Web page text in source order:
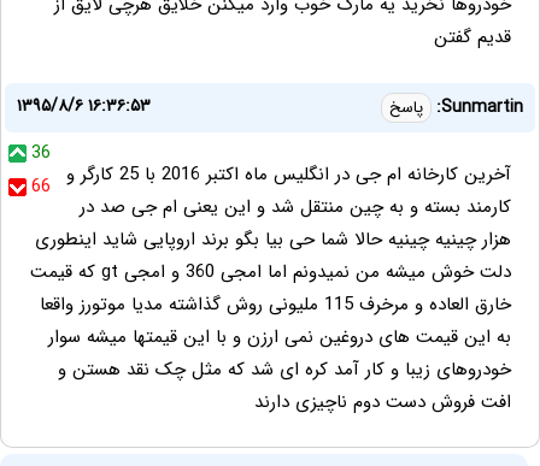
قدیم گفتن
Sunmartin: پاسخ
۱۳۹۵/۸/۶ ۱۶:۳۶:۵۳
36
66
آخرین کارخانه ام جی در انگلیس ماه اکتبر 2016 با 25 کارگر و
کارمند بسته و به چین منتقل شد و این یعنی ام جی صد در
هزار چینیه چینیه حالا شما حی بیا بگو برند اروپایی شاید اینطوری
دلت خوش میشه من نمیدونم اما امجی 360 و امجی gt که قیمت
خارق العاده و مرخرف 115 ملیونی روش گذاشته مدیا موتورز واقعا
به این قیمت های دروغین نمی ارزن و با این قیمتها میشه سوار
خودروهای زیبا و کار آمد کره ای شد که مثل چک نقد هستن و
افت فروش دست دوم ناچیزی دارند